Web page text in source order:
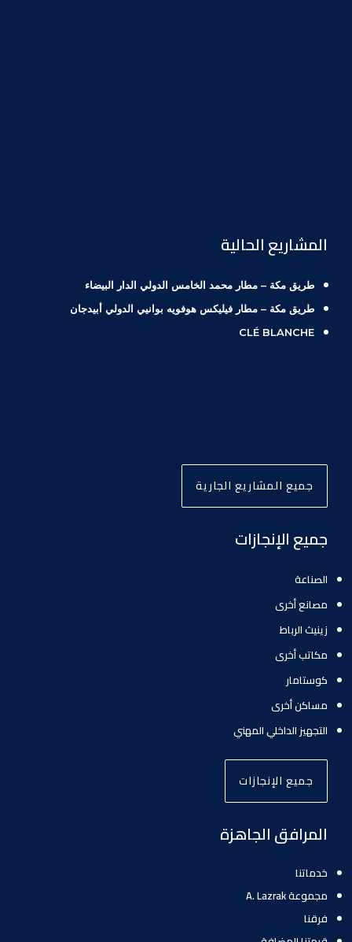
المشاريع الحالية
طريق مكة – مطار محمد الخامس الدولي الدار البيضاء
طريق مكة – مطار فيليكس هوفويه بوانيي الدولي أبيدجان
CLÉ BLANCHE
جميع المشاريع الجارية
جميع الإنجازات
الصناعة
مصانع أخرى
زينيث الرباط
مكاتب أخرى
كوستامار
مساكن أخرى
التجهيز الداخلي المهني
جميع الإنجازات
المرافق الجاهزة
خدماتنا
مجموعة A. Lazrak
فرقنا